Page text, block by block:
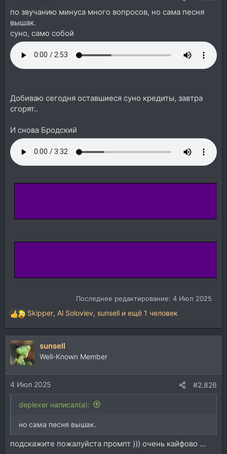
по звучанию минуса много вопросов, но сама песня
вышак.
суно, само собой
Добиваю сегодня оставшиеся суно кредиты, завтра
сгорят..
И снова Бродский
Последнее редактирование: 4 Июл 2025
Р
е
а
к
ц
и
и
:
Skipper, Al Soloviev, sunsell и ещё 1 человек
sunsell
Well-Known Member
4 Июл 2025 #2.826
deplexer написал(а):
но сама песня вышак.
подскажите пожалуйста промпт ))) очень кайфово ...